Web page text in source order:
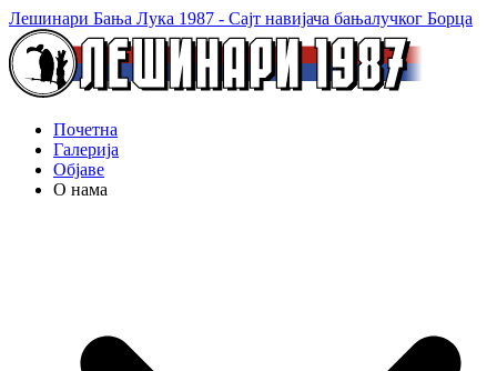
Лешинари Бања Лука 1987 - Сајт навијача бањалучког Борца
Почетна
Галерија
Објаве
О нама